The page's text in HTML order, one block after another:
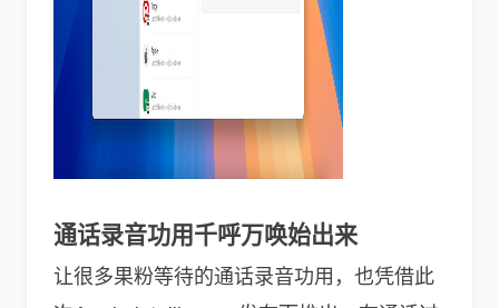
通话录音功用千呼万唤始出来
让很多果粉等待的通话录音功用，也凭借此